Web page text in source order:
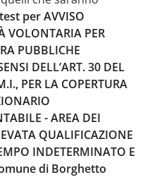
test per AVVISO
VOLONTARIA PER
PUBBLICHE
DELL’ART. 30 DEL
PER LA COPERTURA
- AREA DEI
QUALIFICAZIONE
INDETERMINATO E
di Borghetto